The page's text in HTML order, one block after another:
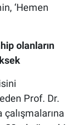
‘Hemen
olanların
Prof. Dr.